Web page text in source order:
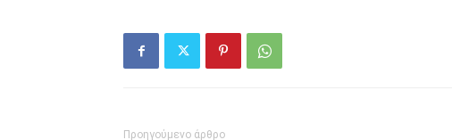
Προηγούμενο άρθρο